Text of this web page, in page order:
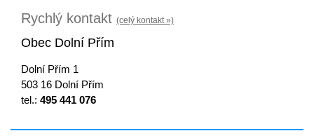
Rychlý kontakt (celý kontakt »)
Obec Dolní Přím
Dolní Přím 1
503 16 Dolní Přím
tel.: 495 441 076